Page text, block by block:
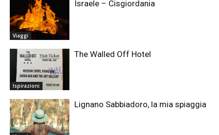
Viaggi
Israele – Cisgiordania
Ispirazioni
The Walled Off Hotel
Lignano Sabbiadoro, la mia spiaggia